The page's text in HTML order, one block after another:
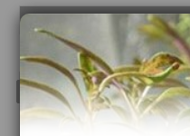
Läs mer
Slut för säsong